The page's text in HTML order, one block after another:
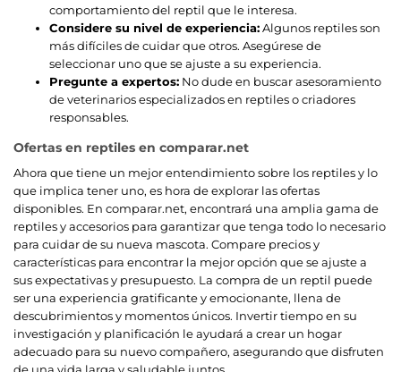
comportamiento del reptil que le interesa.
Considere su nivel de experiencia:Algunos reptiles son
más difíciles de cuidar que otros. Asegúrese de
seleccionar uno que se ajuste a su experiencia.
Pregunte a expertos: No dude en buscar asesoramiento
de veterinarios especializados en reptiles o criadores
responsables.
Ofertas en reptiles en comparar.net
Ahora que tiene un mejor entendimiento sobre los reptiles y lo
que implica tener uno, es hora de explorar las ofertas
disponibles. En comparar.net, encontrará una amplia gama de
reptiles y accesorios para garantizar que tenga todo lo necesario
para cuidar de su nueva mascota. Compare precios y
características para encontrar la mejor opción que se ajuste a
sus expectativas y presupuesto. La compra de un reptil puede
ser una experiencia gratificante y emocionante, llena de
descubrimientos y momentos únicos. Invertir tiempo en su
investigación y planificación le ayudará a crear un hogar
adecuado para su nuevo compañero, asegurando que disfruten